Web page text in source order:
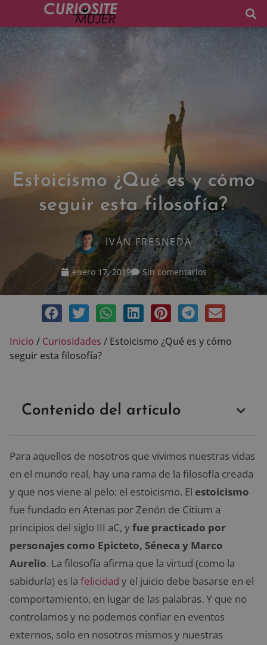
Estoicismo ¿Qué es y cómo
seguir esta filosofía?
IVÁN FRESNEDA
enero 17, 2019 Sin comentarios
Inicio / Curiosidades / Estoicismo ¿Qué es y cómo
seguir esta filosofía?
Contenido del artículo
Para aquellos de nosotros que vivimos nuestras vidas
en el mundo real, hay una rama de la filosofía creada
y que nos viene al pelo: el estoicismo. El estoicismo
fue fundado en Atenas por Zenón de Citium a
principios del siglo III aC, yfue practicado por
personajes como Epicteto, Séneca y Marco
Aurelio. La filosofía afirma que la virtud (como la
sabiduría) es la felicidad y el juicio debe basarse en el
comportamiento, en lugar de las palabras. Y que no
controlamos y no podemos confiar en eventos
externos, solo en nosotros mismos y nuestras